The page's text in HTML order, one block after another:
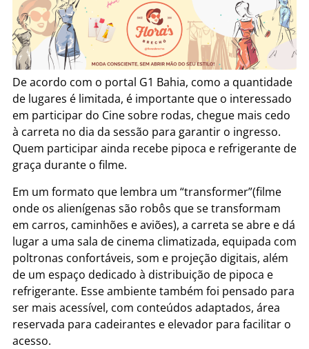
De acordo com o portal G1 Bahia, como a quantidade
de lugares é limitada, é importante que o interessado
em participar do Cine sobre rodas, chegue mais cedo
à carreta no dia da sessão para garantir o ingresso.
Quem participar ainda recebe pipoca e refrigerante de
graça durante o filme.
Em um formato que lembra um “transformer”(filme
onde os alienígenas são robôs que se transformam
em carros, caminhões e aviões), a carreta se abre e dá
lugar a uma sala de cinema climatizada, equipada com
poltronas confortáveis, som e projeção digitais, além
de um espaço dedicado à distribuição de pipoca e
refrigerante. Esse ambiente também foi pensado para
ser mais acessível, com conteúdos adaptados, área
reservada para cadeirantes e elevador para facilitar o
acesso.